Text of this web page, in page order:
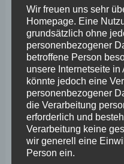
um die Erhaltung
durch die Corona-
noch mehr bluten
Erweiterung positiv
Einzugsgebiet bis nach
Hessen regelrecht
Städte in diesem Bereich
Erweiterung wird
sich ziehen“, so
Wir freuen uns sehr
Homepage. Eine
grundsätzlich ohne
personenbezogener
betroffene Person
unsere Internetseite in
könnte jedoch eine
personenbezogener
die Verarbeitung
erforderlich und
Verarbeitung keine
wir generell eine
Person ein.